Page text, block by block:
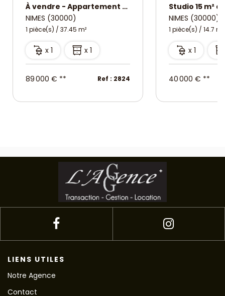
À vendre - Appartement P1 de 37,45 m² Idéal investisseur Nîmes, proche Écusson
NIMES (30000)
1 pièce(s) / 37.45 m²
x 1 x 1
89 000 € ** Ref : 2824
NIMES (30000)
1 pièce(s) / 14.7 m²
x 1
40 000 € **
LIENS UTILES
Notre Agence
Contact